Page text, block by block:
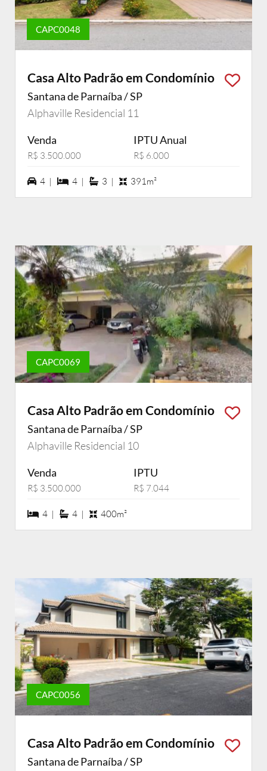
CAPC0048
Casa Alto Padrão em Condomínio
Santana de Parnaíba / SP
Alphaville Residencial 11
Venda
R$ 3.500.000
IPTU Anual
R$ 6.000
4 vagas na garagem
4 | 4 dormiórios
4 | 3 suítes
3 | 391m²
CAPC0069
Casa Alto Padrão em Condomínio
Santana de Parnaíba / SP
Alphaville Residencial 10
Venda
R$ 3.500.000
IPTU
R$ 7.044
4 dormiórios
4 | 4 suítes
4 | 400m²
CAPC0056
Casa Alto Padrão em Condomínio
Santana de Parnaíba / SP